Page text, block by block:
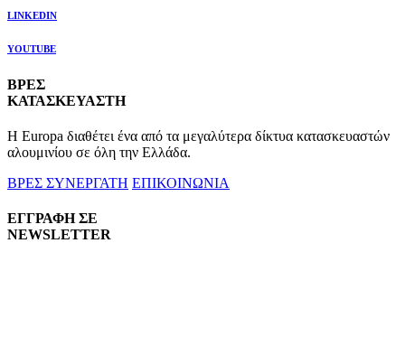
LINKEDIN
YOUTUBE
ΒΡΕΣ
ΚΑΤΑΣΚΕΥΑΣΤΗ
Η Europa διαθέτει ένα από τα μεγαλύτερα δίκτυα κατασκευαστών
αλουμινίου σε όλη την Ελλάδα.
ΒΡΕΣ ΣΥΝΕΡΓΑΤΗ ΕΠΙΚΟΙΝΩΝΙΑ
ΕΓΓΡΑΦΗ ΣΕ
NEWSLETTER